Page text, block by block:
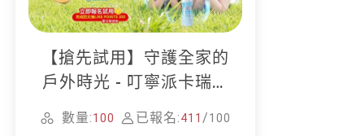
【搶先試用】守護全家的
戶外時光 - 叮寧派卡瑞丁
防蚊液
數量:100 已報名:411 /100